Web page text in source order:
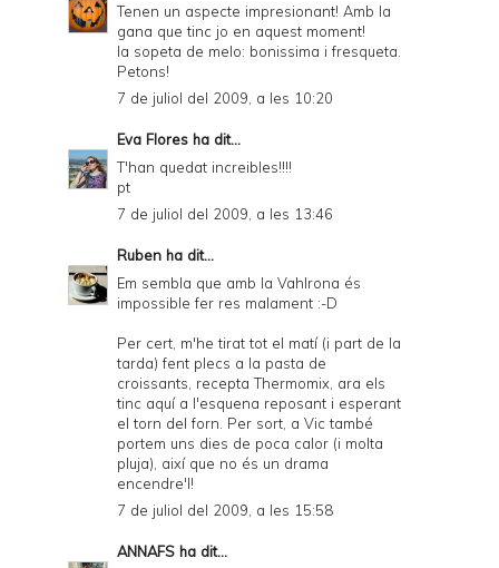
Tenen un aspecte impresionant! Amb la
gana que tinc jo en aquest moment!
la sopeta de melo: bonissima i fresqueta.
Petons!
7 de juliol del 2009, a les 10:20
Eva Flores ha dit...
T'han quedat increibles!!!!
pt
7 de juliol del 2009, a les 13:46
Ruben ha dit...
Em sembla que amb la Vahlrona és
impossible fer res malament :-D
Per cert, m'he tirat tot el matí (i part de la
tarda) fent plecs a la pasta de
croissants, recepta Thermomix, ara els
tinc aquí a l'esquena reposant i esperant
el torn del forn. Per sort, a Vic també
portem uns dies de poca calor (i molta
pluja), així que no és un drama
encendre'l!
7 de juliol del 2009, a les 15:58
ANNAFS ha dit...